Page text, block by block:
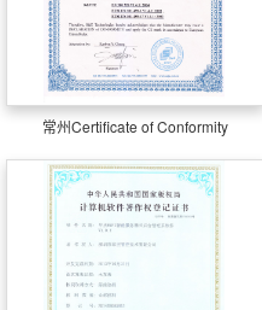
常州Certificate of Conformity